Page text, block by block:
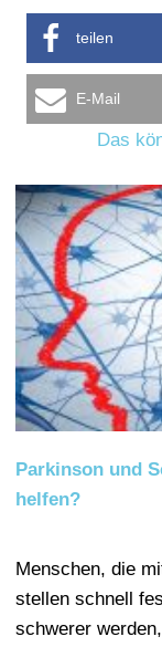
teilen
E-Mail
Das
Parkinson und
helfen?
Menschen, die
stellen schnell
schwerer